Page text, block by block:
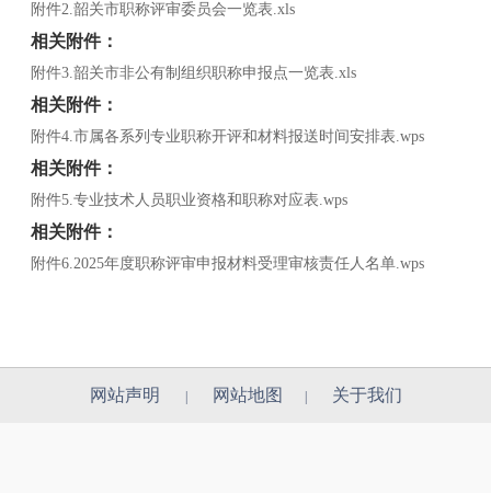
附件2.韶关市职称评审委员会一览表.xls
相关附件：
附件3.韶关市非公有制组织职称申报点一览表.xls
相关附件：
附件4.市属各系列专业职称开评和材料报送时间安排表.wps
相关附件：
附件5.专业技术人员职业资格和职称对应表.wps
相关附件：
附件6.2025年度职称评审申报材料受理审核责任人名单.wps
网站声明 网站地图 关于我们